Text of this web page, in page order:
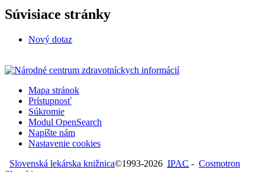
Súvisiace stránky
Nový dotaz
Mapa stránok
Prístupnosť
Súkromie
Modul OpenSearch
Napíšte nám
Nastavenie cookies
Slovenská lekárska knižnica©1993-2026 IPAC - Cosmotron